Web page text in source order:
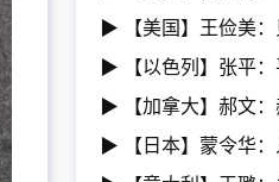
▶ 【美国】王俭美：
▶ 【以色列】张平
▶ 【加拿大】郝文
▶ 【日本】蒙令华